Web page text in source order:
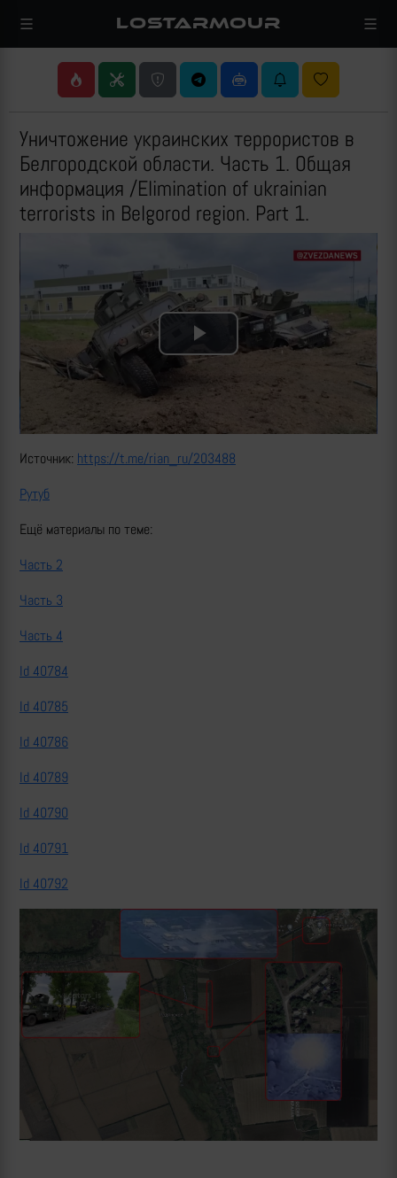
LOSTARMOUR
Уничтожение украинских террористов в
Белгородской области. Часть 1. Общая
информация /Elimination of ukrainian
terrorists in Belgorod region. Part 1.
Play
Video
Источник: https://t.me/rian_ru/203488
Рутуб
Ещё материалы по теме:
Часть 2
Часть 3
Часть 4
Id 40784
Id 40785
Id 40786
Id 40789
Id 40790
Id 40791
Id 40792